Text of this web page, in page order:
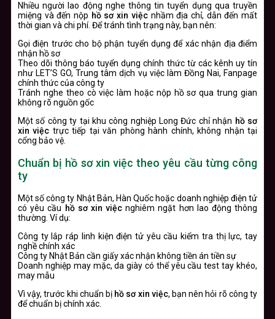
Nhiều người lao động nghe thông tin tuyển dụng qua truyền
miệng và đến nộp hồ sơ xin việcnhầm địa chỉ, dẫn đến mất
thời gian và chi phí. Để tránh tình trạng này, bạn nên:
Gọi điện trước cho bộ phận tuyển dụng để xác nhận địa điểm
nhận hồ sơ
Theo dõi thông báo tuyển dụng chính thức từ các kênh uy tín
như LET’S GO, Trung tâm dịch vụ việc làm Đồng Nai, Fanpage
chính thức của công ty
Tránh nghe theo cò việc làm hoặc nộp hồ sơ qua trung gian
không rõ nguồn gốc
Một số công ty tại khu công nghiệp Long Đức chỉ nhận hồ sơ
xin việc trực tiếp tại văn phòng hành chính, không nhận tại
cổng bảo vệ.
Chuẩn bị hồ sơ xin việc theo yêu cầu từng công
ty
Một số công ty Nhật Bản, Hàn Quốc hoặc doanh nghiệp điện tử
có yêu cầu hồ sơ xin việc nghiêm ngặt hơn lao động thông
thường. Ví dụ:
Công ty lắp ráp linh kiện điện tử yêu cầu kiểm tra thị lực, tay
nghề chính xác
Công ty Nhật Bản cần giấy xác nhận không tiền án tiền sự
Doanh nghiệp may mặc, da giày có thể yêu cầu test tay khéo,
may mẫu
Vì vậy, trước khi chuẩn bị hồ sơ xin việc, bạn nên hỏi rõ công ty
để chuẩn bị chính xác.